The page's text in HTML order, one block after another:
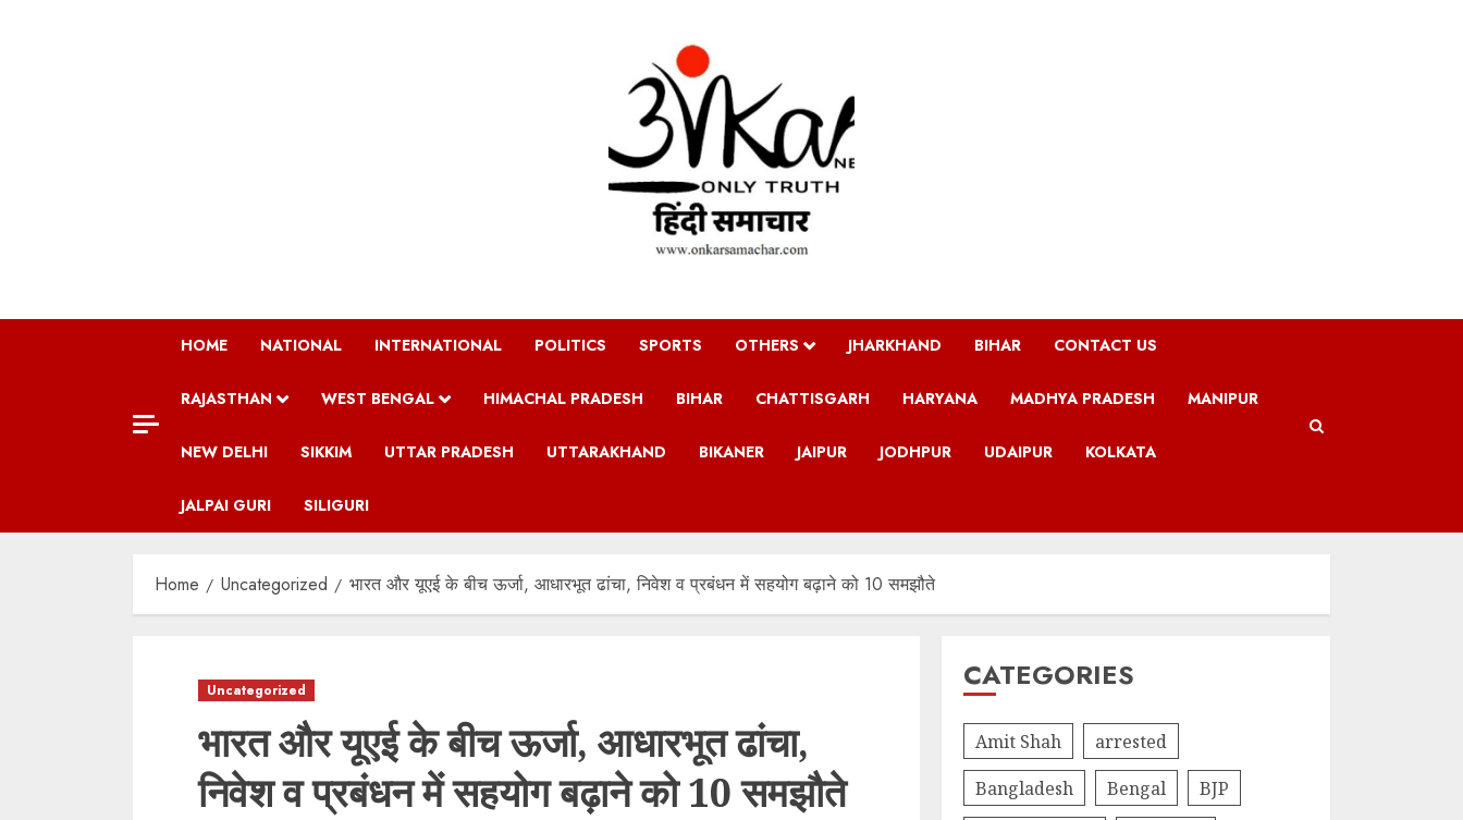
HOME NATIONAL INTERNATIONAL POLITICS SPORTS OTHERS JHARKHAND BIHAR CONTACT US
RAJASTHAN WEST BENGAL HIMACHAL PRADESH BIHAR CHATTISGARH HARYANA MADHYA PRADESH MANIPUR
NEW DELHI SIKKIM UTTAR PRADESH UTTARAKHAND BIKANER JAIPUR JODHPUR UDAIPUR KOLKATA
JALPAI GURI SILIGURI
Home Uncategorized भारत और यूएई के बीच ऊर्जा, आधारभूत ढांचा, निवेश व प्रबंधन में सहयोग बढ़ाने को 10 समझौते
Uncategorized
भारत और यूएई के बीच ऊर्जा, आधारभूत ढांचा,
निवेश व प्रबंधन में सहयोग बढ़ाने को 10 समझौते
CATEGORIES
Amit Shah
arrested
Bangladesh
Bengal
BJP